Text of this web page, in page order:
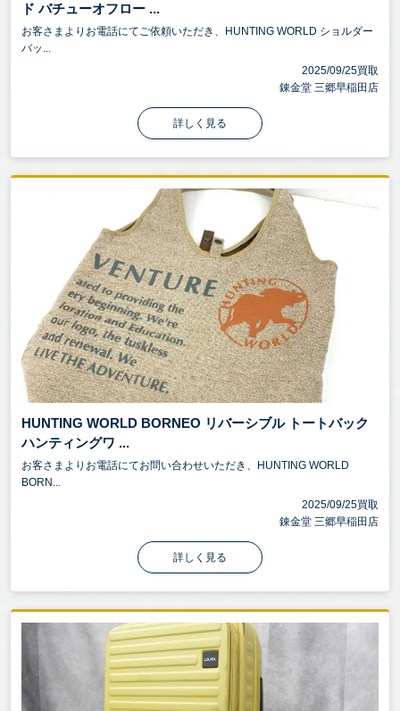
ド バチューオフロー ...
お客さまよりお電話にてご依頼いただき、HUNTING WORLD ショルダー
バッ...
2025/09/25買取
錬金堂 三郷早稲田店
詳しく見る
HUNTING WORLD BORNEO リバーシブル トートバック
ハンティングワ ...
お客さまよりお電話にてお問い合わせいただき、HUNTING WORLD
BORN...
2025/09/25買取
錬金堂 三郷早稲田店
詳しく見る